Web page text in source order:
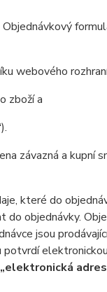
webového
zboží a
).
závazná a kupní
které do
do objednávky.
jsou
potvrdí
„elektronická